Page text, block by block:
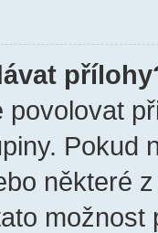
povolovat
Pokud
některé